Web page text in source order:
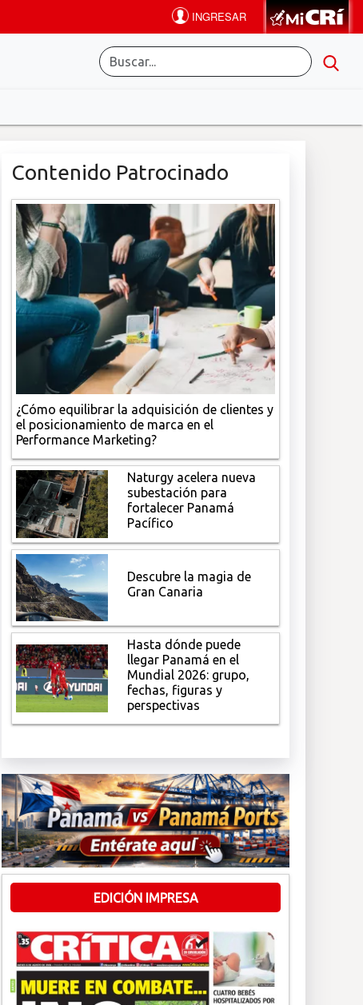
Contenido Patrocinado
¿Cómo equilibrar la adquisición de clientes y
el posicionamiento de marca en el
Performance Marketing?
Naturgy acelera nueva
subestación para
fortalecer Panamá
Pacífico
Descubre la magia de
Gran Canaria
Hasta dónde puede
llegar Panamá en el
Mundial 2026: grupo,
fechas, figuras y
perspectivas
EDICIÓN IMPRESA